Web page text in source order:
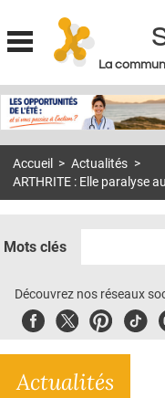
La
MON COMPTE
S'ABONNER À LA REVUE
DOSSIERS
E-REVUE SAD
L'APP
Accueil > Actualités >
ARTHRITE : Elle paralyse
Mots clés
Découvrez nos réseaux
FacebookTwitterPinterest
Tiktok
Actualités